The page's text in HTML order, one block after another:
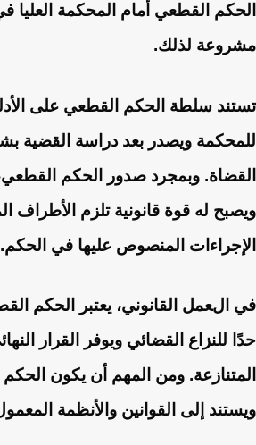
الحكم القطعي أمام المحكمة
مشروعة لذلك.
تستند سلطة الحكم القطعي على
للمحكمة ويصدر بعد دراسة القضية
القضاة. وبمجرد صدور الحكم القطعي،
ويصبح له قوة قانونية تلزم الأطراف
الإجراءات المنصوص عليها في الحكم.
في العمل القانوني، يعتبر الحكم
حدًا للنزاع القضائي ويوفر القرار
المتنازعة. ومن المهم أن يكون
ويستند إلى القوانين والأنظمة